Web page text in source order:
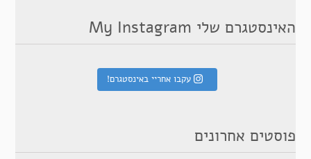
האינסטגרם שלי My Instagram
עקבו אחריי באינסטגרם!
פוסטים אחרונים